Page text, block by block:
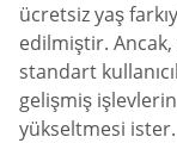
ücretsiz yaş
edilmiştir.
standart
gelişmiş
yükseltmesi